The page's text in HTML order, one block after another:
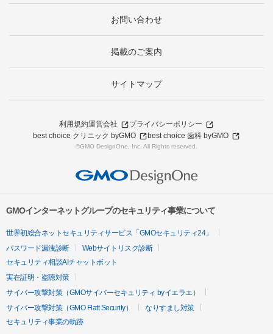
お問い合わせ
掲載のご案内
サイトマップ
利用規約運営会社
プライバシーポリシー
best choice クリニック byGMO
best choice 歯科 byGMO
©GMO DesignOne, Inc. All Rights reserved.
GMOインターネットグループのセキュリティ事業について
世界初総合ネットセキュリティサービス「GMOセキュリティ24」
パスワード漏洩診断
Webサイトリスク診断
セキュリティ相談AIチャットボット
実在証明・盗聴対策
サイバー攻撃対策（GMOサイバーセキュリティ byイエラエ）
サイバー攻撃対策（GMO Flatt Security）
なりすまし対策
セキュリティ事業の軌跡